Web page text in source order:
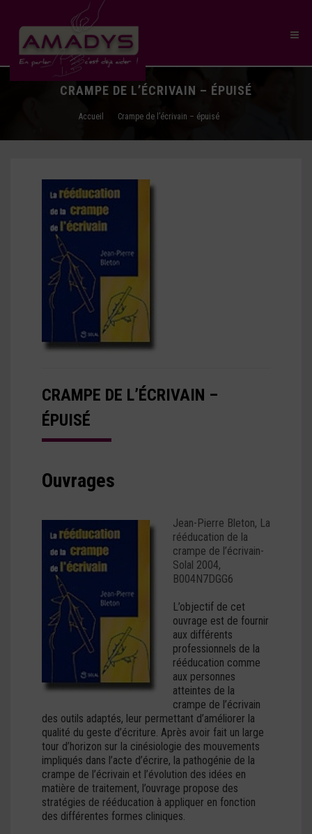
CRAMPE DE L’ÉCRIVAIN – ÉPUISÉ
Accueil Crampe de l’écrivain – épuisé
CRAMPE DE L’ÉCRIVAIN –
ÉPUISÉ
Ouvrages
Jean-Pierre Bleton, La
rééducation de la
crampe de l’écrivain-
Solal 2004,
B004N7DGG6
L’objectif de cet
ouvrage est de fournir
aux différents
professionnels de la
rééducation comme
aux personnes
atteintes de la
crampe de l’écrivain
des outils adaptés, leur permettant d’améliorer la
qualité du geste d’écriture. Après avoir fait un large
tour d’horizon sur la cinésiologie des mouvements
impliqués dans l’acte d’écrire, la pathogénie de la
crampe de l’écrivain et l’évolution des idées en
matière de traitement, l’ouvrage propose des
stratégies de rééducation à appliquer en fonction
des différentes formes cliniques.